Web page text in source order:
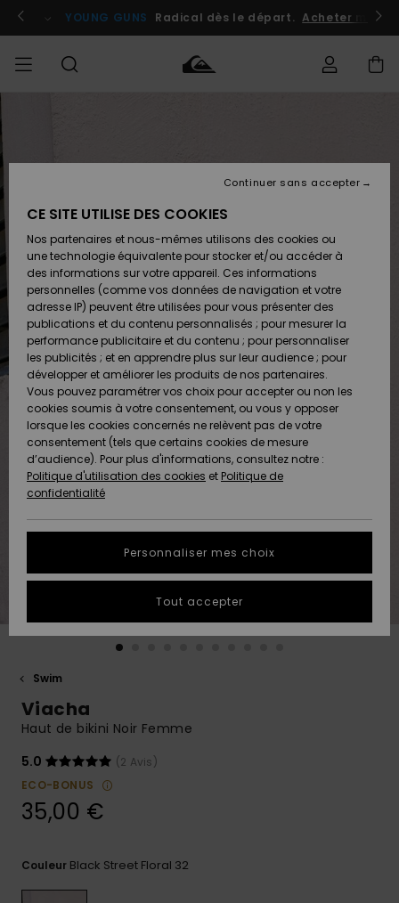
l'information
le
Se connecter / s'inscrire
YOUNG GUNS Radical dès le départ. Acheter
Chaussures
& Tongs
Surf
Snow
Nouveautés
A
Découvrir
Chaussures
& Tongs
Surf
Snow
Nouveautés
A
Découvrir
FEMME
A
Découvrir
Snow
SURF
Surf
Shop
Enfant
Highlights
Communauté
SNOW
Snow
Shop
Enfant
Snow
Shop
Femme
A
Découvrir
Communauté
OUTLET
Enfant
Outlet
Femme
AIDE &
CONTACT
Retours
Paiement
Carte
Cadeau
Quiksilver
Freedom
Protection
des
tailles
à votre
Démarrer
aux
MAGASINS
QUIKSILVER
Swim
Viacha
Haut de bikini Noir Femme
5.0
(2 Avis)
ECO-BONUS
35,00 €
Couleur Black Street Floral 32
CE SITE UTILISE DES COOKIES
Nos partenaires et nous-mêmes utilisons des cookies ou
une technologie équivalente pour stocker et/ou accéder à
des informations sur votre appareil. Ces informations
personnelles (comme vos données de navigation et votre
adresse IP) peuvent être utilisées pour vous présenter des
publications et du contenu personnalisés ; pour mesurer la
performance publicitaire et du contenu ; pour personnaliser
les publicités ; et en apprendre plus sur leur audience ; pour
développer et améliorer les produits de nos partenaires.
Vous pouvez paramétrer vos choix pour accepter ou non les
cookies soumis à votre consentement, ou vous y opposer
lorsque les cookies concernés ne relèvent pas de votre
consentement (tels que certains cookies de mesure
d’audience). Pour plus d'informations, consultez notre :
Politique d'utilisation des cookies et Politique de
confidentialité
Personnaliser mes choix
Continuer sans accepter
Tout accepter